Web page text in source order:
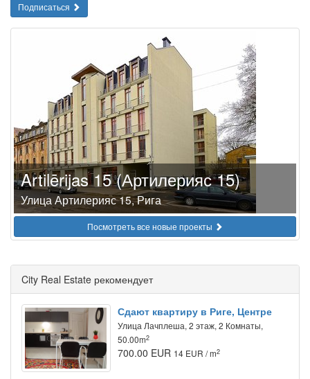
Подписаться
Artilērijas 15 (Артилерияс 15)
Улица Артилерияс 15, Рига
Посмотреть все новые проекты
City Real Estate рекомендует
Сдают квартиру в Риге, Центре
Улица Лачплеша, 2 этаж, 2 Комнаты,
50.00m2
700.00 EUR 14 EUR / m2